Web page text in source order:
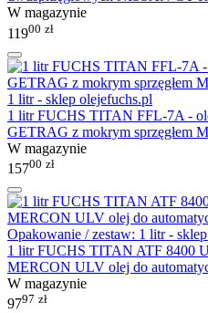
W magazynie
11900 zł
1 litr FUCHS TITAN FFL-7A -
GETRAG z mokrym sprzęgłem
W magazynie
15700 zł
1 litr FUCHS TITAN ATF 8400
MERCON ULV olej do
W magazynie
9797 zł